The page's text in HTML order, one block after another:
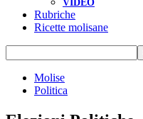
VIDEO
Rubriche
Ricette molisane
Molise
Politica